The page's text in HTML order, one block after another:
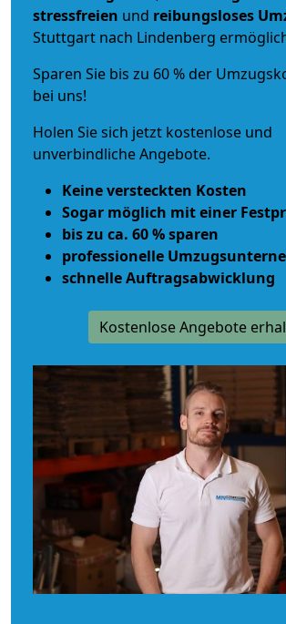
stressfreien und reibungsloses
Stuttgart nach Lindenberg
Sparen Sie bis zu 60 % der
bei uns!
Holen Sie sich jetzt kostenlose und
unverbindliche Angebote.
Keine versteckten Kosten
Sogar möglich mit einer
bis zu ca. 60 % sparen
professionelle
schnelle Auftragsabwicklung
Kostenlose Angebote